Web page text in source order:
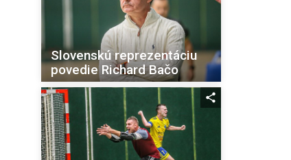
Slovenskú reprezentáciu
povedie Richard Bačo